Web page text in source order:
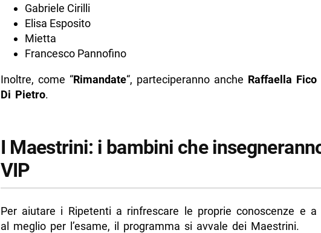
Gabriele Cirilli
Elisa Esposito
Mietta
Francesco Pannofino
Inoltre, come “Rimandate“, parteciperanno anche Raffaella Fico
Di Pietro.
I Maestrini: i bambini che
VIP
Per aiutare i Ripetenti a rinfrescare le proprie conoscenze e a
al meglio per l’esame, il programma si avvale dei Maestrini.